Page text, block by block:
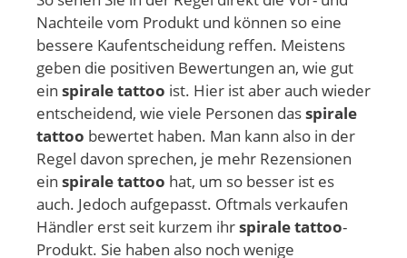
Nachteile vom Produkt und können so eine
bessere Kaufentscheidung reffen. Meistens
geben die positiven Bewertungen an, wie gut
ein spirale tattoo ist. Hier ist aber auch wieder
entscheidend, wie viele Personen dasspirale
tattoo bewertet haben. Man kann also in der
Regel davon sprechen, je mehr Rezensionen
ein spirale tattoo hat, um so besser ist es
auch. Jedoch aufgepasst. Oftmals verkaufen
Händler erst seit kurzem ihrspirale tattoo-
Produkt. Sie haben also noch wenige